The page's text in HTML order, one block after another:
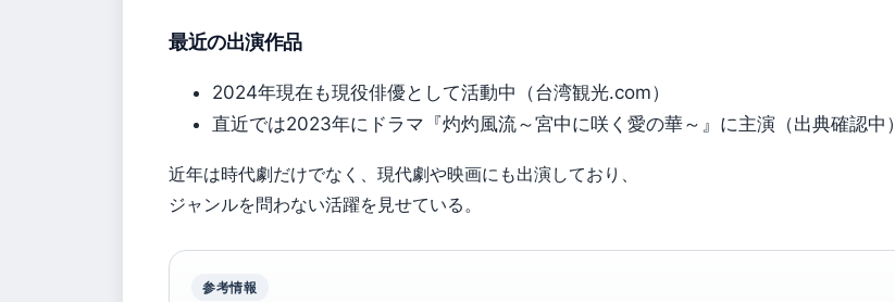
最近の出演作品
2024年現在も現役俳優として活動中（台湾観光.com）
直近では2023年にドラマ『灼灼風流～宮中に咲く愛の華～』に主演（出典確認中）
近年は時代劇だけでなく、現代劇や映画にも出演しており、
ジャンルを問わない活躍を見せている。
参考情報